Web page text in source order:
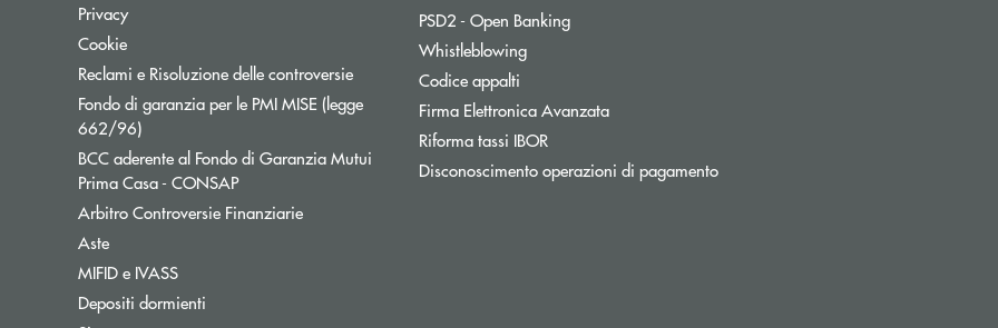
Privacy
Cookie
Reclami e Risoluzione delle controversie
Fondo di garanzia per le PMI MISE (legge
662/96)Apre una nuova finestra
BCC aderente al Fondo di Garanzia Mutui
Prima Casa - CONSAPApre una nuova finestra
Arbitro Controversie FinanziarieApre una nuova finestra
Aste
MIFID e IVASS
Depositi dormienti
PSD2 - Open Banking
Whistleblowing
Codice appalti
Firma Elettronica Avanzata
Riforma tassi IBOR
Disconoscimento operazioni di pagamento